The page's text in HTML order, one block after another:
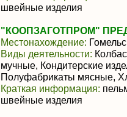
швейные изделия
"КООПЗАГОТПРОМ"
Местонахождение:
Виды деятельности:
мучные, Кондитерские
Полуфабрикаты мясные,
Краткая информация:
швейные изделия